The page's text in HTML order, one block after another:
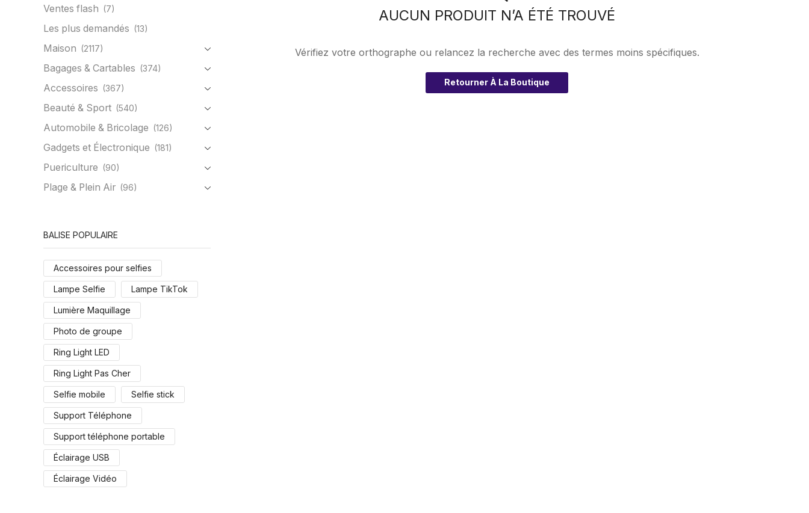
AUCUN PRODUIT N’A ÉTÉ TROUVÉ
Vérifiez votre orthographe ou relancez la recherche avec des termes moins spécifiques.
Retourner À La Boutique
Ventes flash (7)
Les plus demandés (13)
Maison (2117)
Bagages & Cartables (374)
Accessoires (367)
Beauté & Sport (540)
Automobile & Bricolage (126)
Gadgets et Électronique (181)
Puericulture (90)
Plage & Plein Air (96)
BALISE POPULAIRE
Accessoires pour selfies
Lampe Selfie Lampe TikTok
Lumière Maquillage
Photo de groupe
Ring Light LED
Ring Light Pas Cher
Selfie mobile Selfie stick
Support Téléphone
Support téléphone portable
Éclairage USB
Éclairage Vidéo